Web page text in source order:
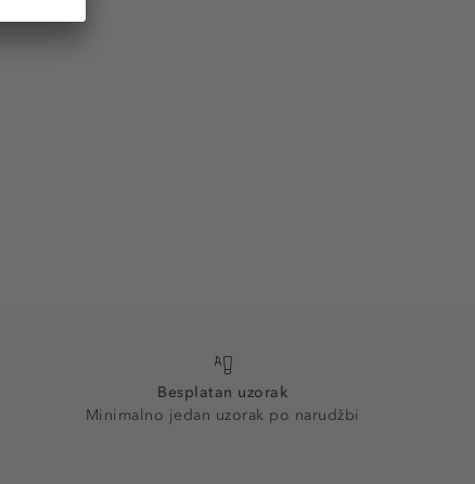
Besplatan uzorak
Minimalno jedan uzorak po narudžbi